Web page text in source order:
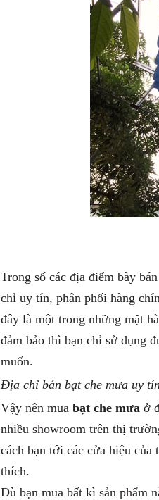
Trong số các địa điểm bày bán
chỉ uy tín, phân phối hàng
đây là một trong những mặt
đảm bảo thì bạn chỉ sử dụng
muốn.
Địa chỉ bán bạt che mưa uy tín
Vậy nên mua bạt che mưa ở
nhiều showroom trên thị
cách bạn tới các cửa hiệu của
thích.
Dù bạn mua bất kì sản phẩm